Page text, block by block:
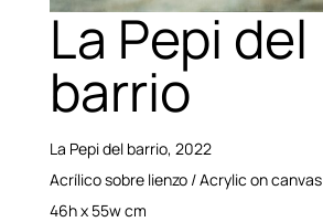
La Pepi del
barrio
La Pepi del barrio, 2022
Acrílico sobre lienzo / Acrylic on canvas
46h x 55w cm